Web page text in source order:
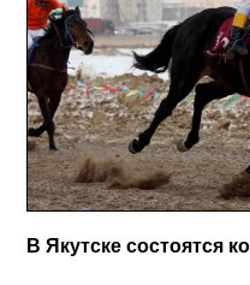
В Якутске состоятся